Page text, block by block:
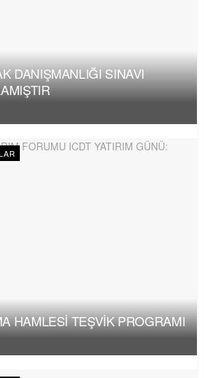
DANIŞMANLIĞI SINAVI
HAMLESİ TEŞVİK PROGRAMI